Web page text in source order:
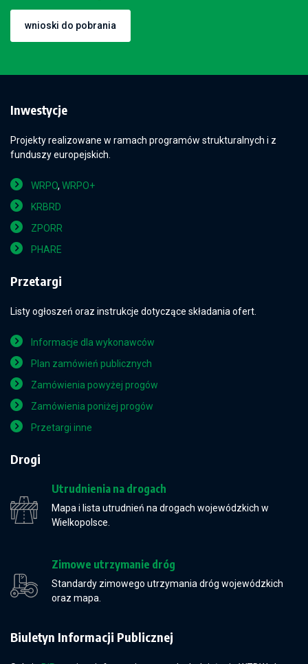
wnioski do pobrania
Inwestycje
Projekty realizowane w ramach programów strukturalnych i z
funduszy europejskich.
WRPO, WRPO+
KRBRD
ZPORR
PHARE
Przetargi
Listy ogłoszeń oraz instrukcje dotyczące składania ofert.
Informacje dla wykonawców
Plan zamówień publicznych
Zamówienia powyżej progów
Zamówienia poniżej progów
Przetargi inne
Drogi
Utrudnienia na drogach
Mapa i lista utrudnień na drogach wojewódzkich w
Wielkopolsce.
Zimowe utrzymanie dróg
Standardy zimowego utrzymania dróg wojewódzkich
oraz mapa.
Biuletyn Informacji Publicznej